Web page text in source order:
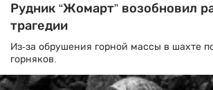
Рудник “Жомарт” возобновил
трагедии
Из-за обрушения горной массы в шахте
горняков.